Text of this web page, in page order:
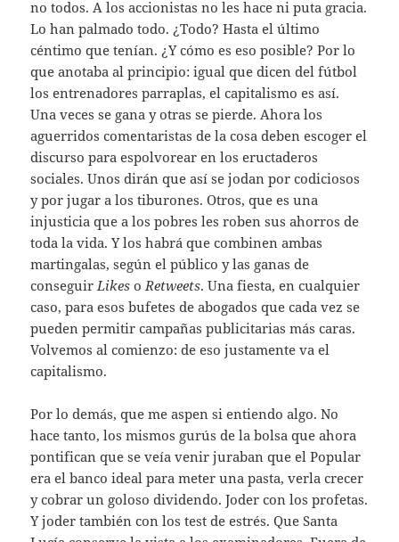
no todos. A los accionistas no les hace ni puta gracia.
Lo han palmado todo. ¿Todo? Hasta el último
céntimo que tenían. ¿Y cómo es eso posible? Por lo
que anotaba al principio: igual que dicen del fútbol
los entrenadores parraplas, el capitalismo es así.
Una veces se gana y otras se pierde. Ahora los
aguerridos comentaristas de la cosa deben escoger el
discurso para espolvorear en los eructaderos
sociales. Unos dirán que así se jodan por codiciosos
y por jugar a los tiburones. Otros, que es una
injusticia que a los pobres les roben sus ahorros de
toda la vida. Y los habrá que combinen ambas
martingalas, según el público y las ganas de
conseguirLikes oRetweets. Una fiesta, en cualquier
caso, para esos bufetes de abogados que cada vez se
pueden permitir campañas publicitarias más caras.
Volvemos al comienzo: de eso justamente va el
capitalismo.
Por lo demás, que me aspen si entiendo algo. No
hace tanto, los mismos gurús de la bolsa que ahora
pontifican que se veía venir juraban que el Popular
era el banco ideal para meter una pasta, verla crecer
y cobrar un goloso dividendo. Joder con los profetas.
Y joder también con los test de estrés. Que Santa